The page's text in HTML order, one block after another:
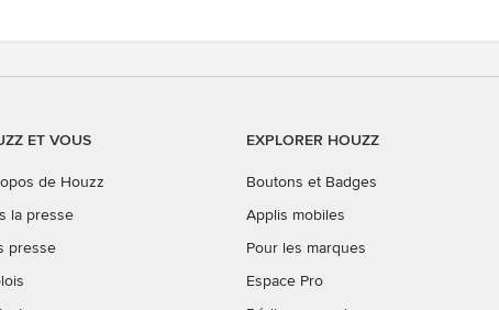
ET VOUS
de Houzz
la presse
presse
EXPLORER HOUZZ
Boutons et Badges
Applis mobiles
Pour les marques
Espace Pro